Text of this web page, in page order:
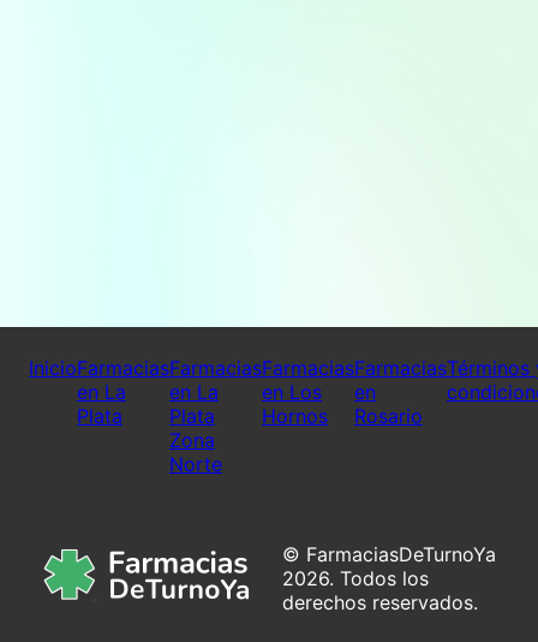
InicioFarmacias
en La
Plata
Farmacias
en La
Plata
Zona
Norte
Farmacias
en Los
Hornos
Farmacias
en
Rosario
Términos
© FarmaciasDeTurnoYa
2026. Todos los
derechos reservados.